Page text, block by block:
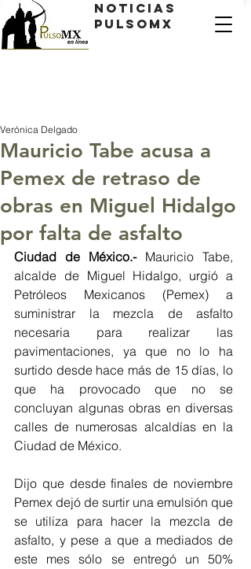
Noticias
PulsoMX
Mauricio Tabe acusa a
Pemex de retraso de
obras en Miguel Hidalgo
por falta de asfalto
Verónica Delgado
Ciudad de México.- Mauricio Tabe,
alcalde de Miguel Hidalgo, urgió a
Petróleos Mexicanos (Pemex) a
suministrar la mezcla de asfalto
necesaria para realizar las
pavimentaciones, ya que no lo ha
surtido desde hace más de 15 días, lo
que ha provocado que no se
concluyan algunas obras en diversas
calles de numerosas alcaldías en la
Ciudad de México.
Dijo que desde finales de noviembre
Pemex dejó de surtir una emulsión que
se utiliza para hacer la mezcla de
asfalto, y pese a que a mediados de
este mes sólo se entregó un 50%